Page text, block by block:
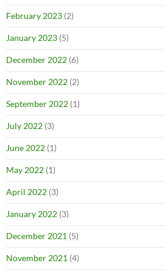
February 2023 (2)
January 2023 (5)
December 2022 (6)
November 2022 (2)
September 2022 (1)
July 2022 (3)
June 2022 (1)
May 2022 (1)
April 2022 (3)
January 2022 (3)
December 2021 (5)
November 2021 (4)